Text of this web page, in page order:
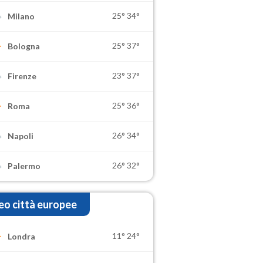
Milano 25° 34°
Bologna 25° 37°
Firenze 23° 37°
Roma 25° 36°
Napoli 26° 34°
Palermo 26° 32°
città europee
Londra 11° 24°